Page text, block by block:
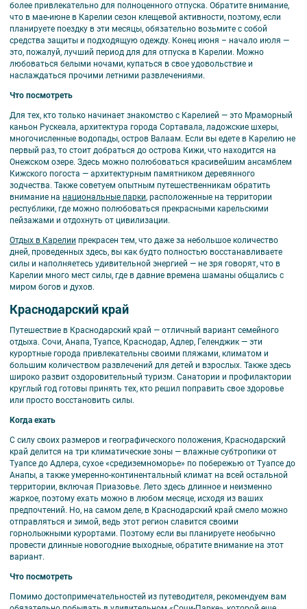
более привлекательно для полноценного отпуска. Обратите внимание,
что в мае-июне в Карелии сезон клещевой активности, поэтому, если
планируете поездку в эти месяцы, обязательно возьмите с собой
средства защиты и подходящую одежду. Конец июня – начало июля —
это, пожалуй, лучший период для для отпуска в Карелии. Можно
любоваться белыми ночами, купаться в свое удовольствие и
наслаждаться прочими летними развлечениями.
Что посмотреть
Для тех, кто только начинает знакомство с Карелией — это Мраморный
каньон Рускеала, архитектура города Сортавала, ладожские шхеры,
многочисленные водопады, остров Валаам. Если вы едете в Карелию не
первый раз, то стоит добраться до острова Кижи, что находится на
Онежском озере. Здесь можно полюбоваться красивейшим ансамблем
Кижского погоста — архитектурным памятником деревянного
зодчества. Также советуем опытным путешественникам обратить
внимание на национальные парки, расположенные на территории
республики, где можно полюбоваться прекрасными карельскими
пейзажами и отдохнуть от цивилизации.
Отдых в Карелии прекрасен тем, что даже за небольшое количество
дней, проведенных здесь, вы как будто полностью восстанавливаете
силы и наполняетесь удивительной энергией — не зря говорят, что в
Карелии много мест силы, где в давние времена шаманы общались с
миром богов и духов.
Краснодарский край
Путешествие в Краснодарский край — отличный вариант семейного
отдыха. Сочи, Анапа, Туапсе, Краснодар, Адлер, Геленджик — эти
курортные города привлекательны своими пляжами, климатом и
большим количеством развлечений для детей и взрослых. Также здесь
широко развит оздоровительный туризм. Санатории и профилактории
круглый год готовы принять тех, кто решил поправить свое здоровье
или просто восстановить силы.
Когда ехать
С силу своих размеров и географического положения, Краснодарский
край делится на три климатические зоны — влажные субтропики от
Туапсе до Адлера, сухое «средиземноморье» по побережью от Туапсе до
Анапы, а также умеренно-континентальный климат на всей остальной
территории, включая Приазовье. Лето здесь длинное и неизменно
жаркое, поэтому ехать можно в любом месяце, исходя из ваших
предпочтений. Но, на самом деле, в Краснодарский край смело можно
отправляться и зимой, ведь этот регион славится своими
горнолыжными курортами. Поэтому если вы планируете необычно
провести длинные новогодние выходные, обратите внимание на этот
вариант.
Что посмотреть
Помимо достопримечательностей из путеводителя, рекомендуем вам